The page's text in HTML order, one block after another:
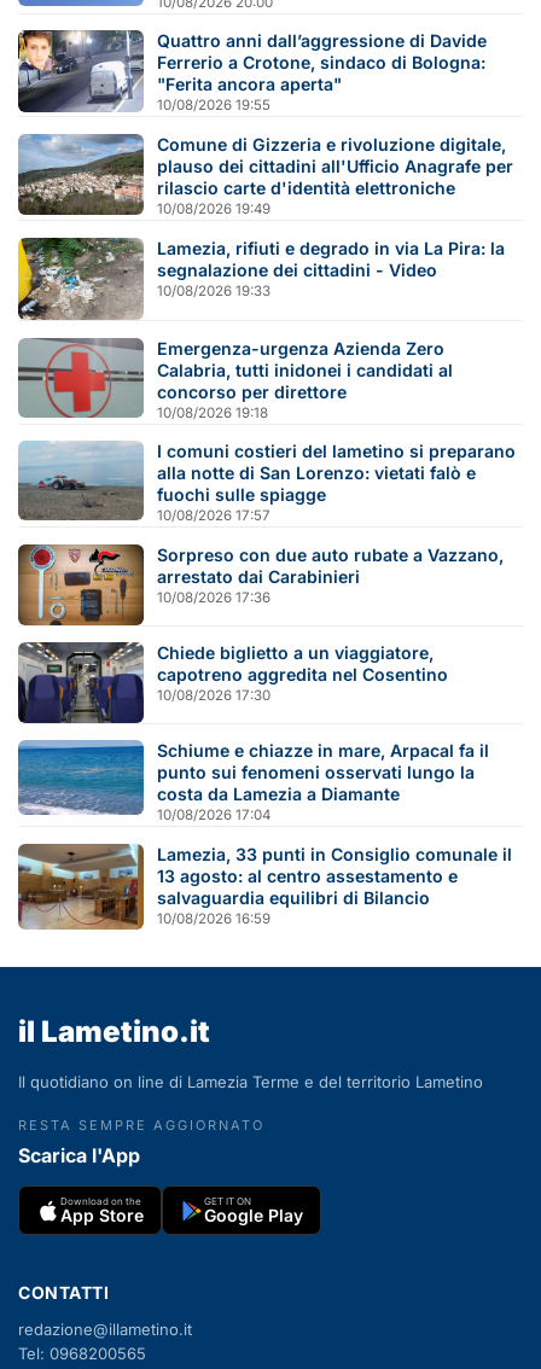
Quattro anni dall’aggressione di Davide
Ferrerio a Crotone, sindaco di Bologna:
"Ferita ancora aperta"
10/08/2026 19:55
Comune di Gizzeria e rivoluzione digitale,
plauso dei cittadini all'Ufficio Anagrafe per
rilascio carte d'identità elettroniche
10/08/2026 19:49
Lamezia, rifiuti e degrado in via La Pira: la
segnalazione dei cittadini - Video
10/08/2026 19:33
Emergenza-urgenza Azienda Zero
Calabria, tutti inidonei i candidati al
concorso per direttore
10/08/2026 19:18
I comuni costieri del lametino si preparano
alla notte di San Lorenzo: vietati falò e
fuochi sulle spiagge
10/08/2026 17:57
Sorpreso con due auto rubate a Vazzano,
arrestato dai Carabinieri
10/08/2026 17:36
Chiede biglietto a un viaggiatore,
capotreno aggredita nel Cosentino
10/08/2026 17:30
Schiume e chiazze in mare, Arpacal fa il
punto sui fenomeni osservati lungo la
costa da Lamezia a Diamante
10/08/2026 17:04
Lamezia, 33 punti in Consiglio comunale il
13 agosto: al centro assestamento e
salvaguardia equilibri di Bilancio
10/08/2026 16:59
il Lametino.it
Il quotidiano on line di Lamezia Terme e del territorio Lametino
RESTA SEMPRE AGGIORNATO
Scarica l'App
Download on the
App Store
GET IT ON
Google Play
CONTATTI
redazione@illametino.it
Tel: 0968200565